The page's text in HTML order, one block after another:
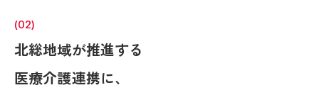
(02)
北総地域が推進する
医療介護連携に、